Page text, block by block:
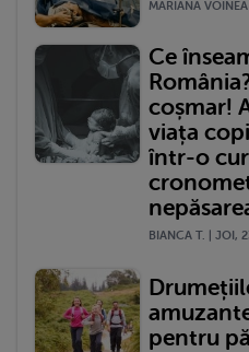
MARIANA
Ce
coșmar!
viața
într-o
BIANCA T. | JOI,
pentru